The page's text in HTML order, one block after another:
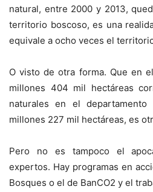
natural, entre 2000 y 2013,
territorio boscoso, es una
equivale a ocho veces el
O visto de otra forma. Que en
millones 404 mil hectáreas
naturales en el
millones 227 mil hectáreas, es
Pero no es tampoco el
expertos. Hay programas en
Bosques o el de BanCO2 y el